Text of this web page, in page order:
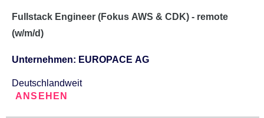
Fullstack Engineer (Fokus AWS & CDK) - remote
(w/m/d)
Unternehmen: EUROPACE AG
Deutschlandweit
ANSEHEN